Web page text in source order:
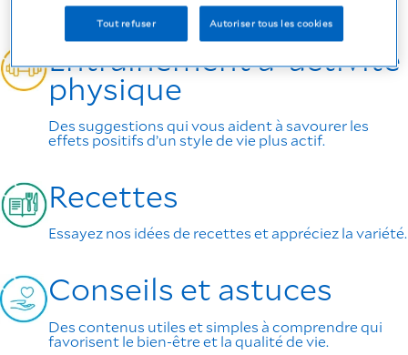
Entraînement à 'activité
physique
Des suggestions qui vous aident à savourer les
effets positifs d’un style de vie plus actif.
Recettes
Essayez nos idées de recettes et appréciez la variété.
Conseils et astuces
Des contenus utiles et simples à comprendre qui
favorisent le bien-être et la qualité de vie.
Tout refuser Autoriser tous les cookies